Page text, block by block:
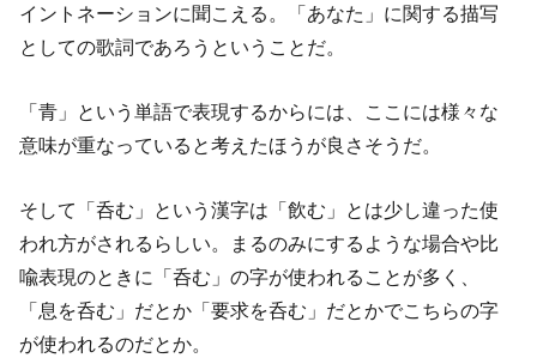
イントネーションに聞こえる。「あなた」に関する描写
としての歌詞であろうということだ。
「青」という単語で表現するからには、ここには様々な
意味が重なっていると考えたほうが良さそうだ。
そして「呑む」という漢字は「飲む」とは少し違った使
われ方がされるらしい。まるのみにするような場合や比
喩表現のときに「呑む」の字が使われることが多く、
「息を呑む」だとか「要求を呑む」だとかでこちらの字
が使われるのだとか。